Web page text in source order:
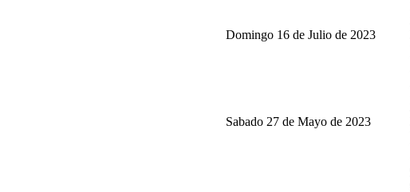
Domingo 16 de Julio de 2023
Sabado 27 de Mayo de 2023